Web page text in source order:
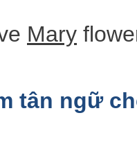
Mary
tân ngữ